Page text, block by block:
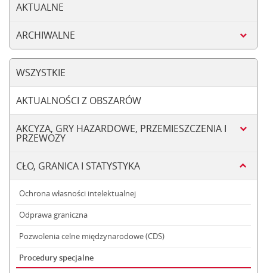
AKTUALNE
ARCHIWALNE
WSZYSTKIE
AKTUALNOŚCI Z OBSZARÓW
AKCYZA, GRY HAZARDOWE, PRZEMIESZCZENIA I
PRZEWOZY
CŁO, GRANICA I STATYSTYKA
Ochrona własności intelektualnej
Odprawa graniczna
Pozwolenia celne międzynarodowe (CDS)
Procedury specjalne